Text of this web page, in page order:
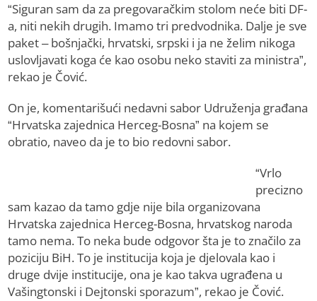
“Siguran sam da za pregovaračkim stolom neće biti DF-
a, niti nekih drugih. Imamo tri predvodnika. Dalje je sve
paket – bošnjački, hrvatski, srpski i ja ne želim nikoga
uslovljavati koga će kao osobu neko staviti za ministra”,
rekao je Čović.
On je, komentarišući nedavni sabor Udruženja građana
“Hrvatska zajednica Herceg-Bosna” na kojem se
obratio, naveo da je to bio redovni sabor.
“Vrlo
precizno
sam kazao da tamo gdje nije bila organizovana
Hrvatska zajednica Herceg-Bosna, hrvatskog naroda
tamo nema. To neka bude odgovor šta je to značilo za
poziciju BiH. To je institucija koja je djelovala kao i
druge dvije institucije, ona je kao takva ugrađena u
Vašingtonski i Dejtonski sporazum”, rekao je Čović.